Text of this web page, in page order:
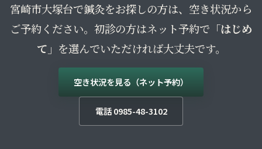
宮崎市大塚台で鍼灸をお探しの方は、空き状況から
ご予約ください。初診の方はネット予約で 「はじめ
て」 を選んでいただければ大丈夫です。
空き状況を見る（ネット予約）
電話 0985-48-3102